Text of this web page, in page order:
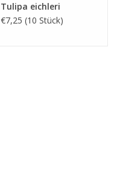
Tulipa eichleri
€7,25 (10 Stück)